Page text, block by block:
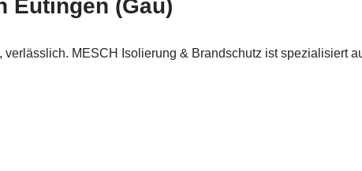
Eutingen (Gäu)
MESCH Isolierung & Brandschutz ist spezialisiert